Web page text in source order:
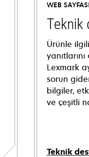
WEB SAYFASI
Teknik
Ürünle
Lexmark
sorun
bilgiler,
ve çeşitli
Teknik